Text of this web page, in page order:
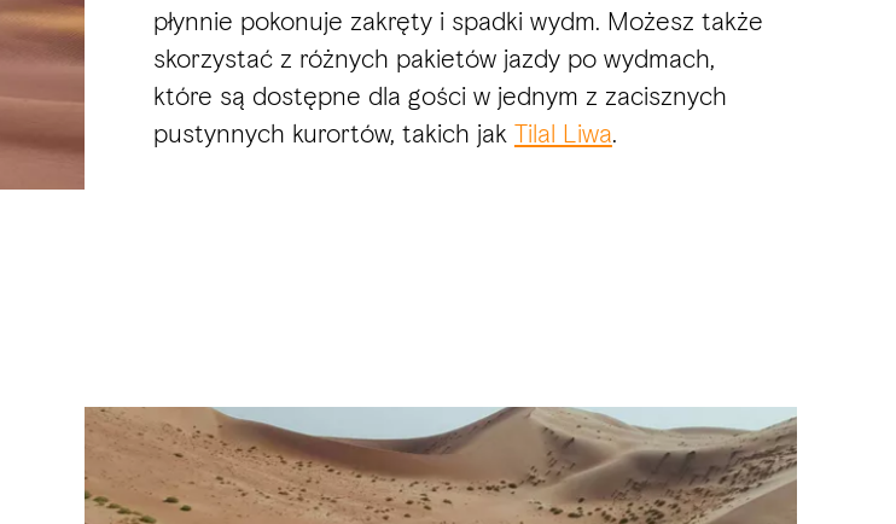
płynnie pokonuje zakręty i spadki wydm. Możesz także
skorzystać z różnych pakietów jazdy po wydmach,
które są dostępne dla gości w jednym z zacisznych
pustynnych kurortów, takich jak Tilal Liwa.